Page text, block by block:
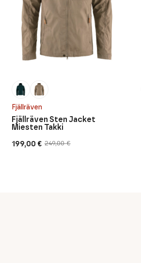
Fjällräven
249,00€
Alkuperäinen
199,00 €
Nykyinen
Fjällräven Sten Jacket
Miesten Takki